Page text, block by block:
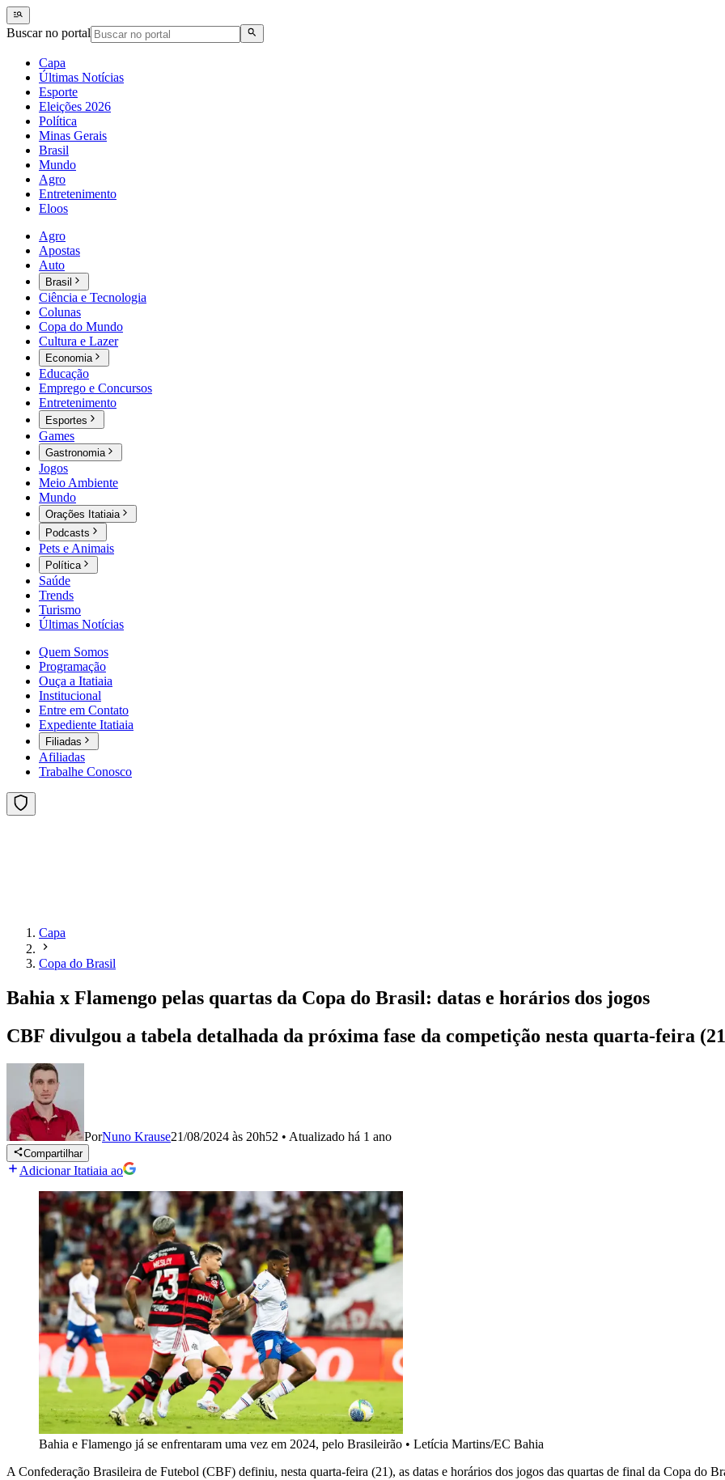
Buscar no portal
Capa
Últimas Notícias
Esporte
Eleições 2026
Política
Minas Gerais
Brasil
Mundo
Agro
Entretenimento
Eloos
Agro
Apostas
Auto
Brasil
Ciência e Tecnologia
Colunas
Copa do Mundo
Cultura e Lazer
Economia
Educação
Emprego e Concursos
Entretenimento
Esportes
Games
Gastronomia
Jogos
Meio Ambiente
Mundo
Orações Itatiaia
Podcasts
Pets e Animais
Política
Saúde
Trends
Turismo
Últimas Notícias
Quem Somos
Programação
Ouça a Itatiaia
Institucional
Entre em Contato
Expediente Itatiaia
Filiadas
Afiliadas
Trabalhe Conosco
Capa
Copa do Brasil
Bahia x Flamengo pelas quartas da Copa do Brasil: datas e horários dos jogos
CBF divulgou a tabela detalhada da próxima fase da competição nesta quarta-feira
PorNuno Krause21/08/2024 às 20h52 • Atualizado há 1 ano
Compartilhar
Adicionar Itatiaia ao
Bahia e Flamengo já se enfrentaram uma vez em 2024, pelo Brasileirão • Letícia Martins/EC Bahia
A Confederação Brasileira de Futebol (CBF) definiu, nesta quarta-feira (21), as datas e horários dos jogos das quartas de final da Copa do